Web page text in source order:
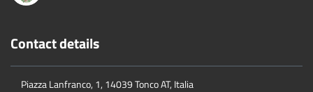
Contact details
Piazza Lanfranco, 1, 14039 Tonco AT, Italia